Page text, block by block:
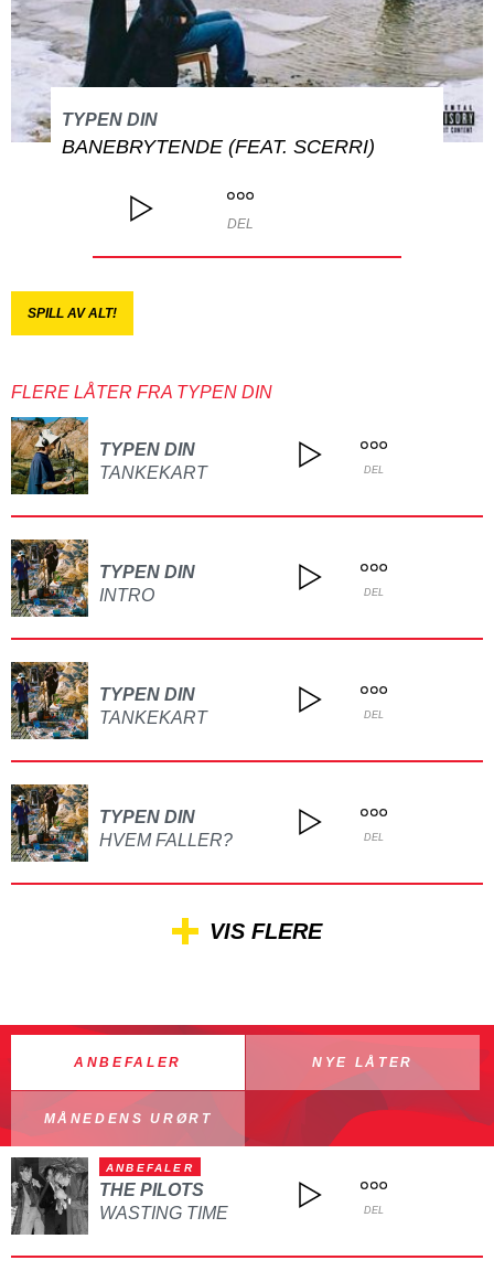
TYPEN DIN
BANEBRYTENDE (FEAT. SCERRI)
DEL
SPILL AV ALT!
FLERE LÅTER FRA TYPEN DIN
TYPEN DIN
TANKEKART
DEL
TYPEN DIN
INTRO
DEL
TYPEN DIN
TANKEKART
DEL
TYPEN DIN
HVEM FALLER?
DEL
VIS FLERE
ANBEFALER NYE LÅTER
MÅNEDENS URØRT
ANBEFALER
THE PILOTS
WASTING TIME
DEL